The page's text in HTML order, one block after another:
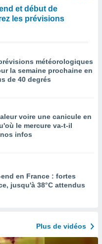
et début de
les prévisions
météorologiques
la semaine prochaine en
de 40 degrés
voire une canicule en
le mercure va-t-il
infos
en France : fortes
jusqu'à 38°C attendus
Plus de vidéos